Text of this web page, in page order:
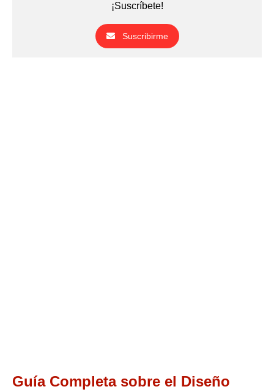
¡Suscríbete!
Suscribirme
Guía Completa sobre el Diseño